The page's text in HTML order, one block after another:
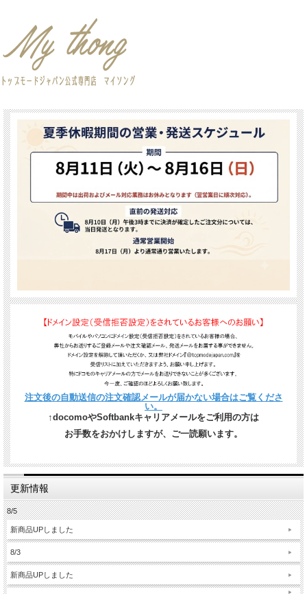
注文後の自動送信の注文確認メールが届かない場合はご覧くださ
い。
↑docomoやSoftbankキャリアメールをご利用の方は
お手数をおかけしますが、ご一読願います。
更新情報
8/5
新商品UPしました
8/3
新商品UPしました